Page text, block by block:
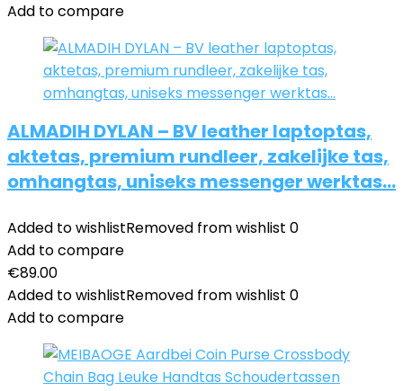
Add to compare
ALMADIH DYLAN – BV leather laptoptas,
aktetas, premium rundleer, zakelijke tas,
omhangtas, uniseks messenger werktas…
Added to wishlistRemoved from wishlist 0
Add to compare
€89.00
Added to wishlistRemoved from wishlist 0
Add to compare